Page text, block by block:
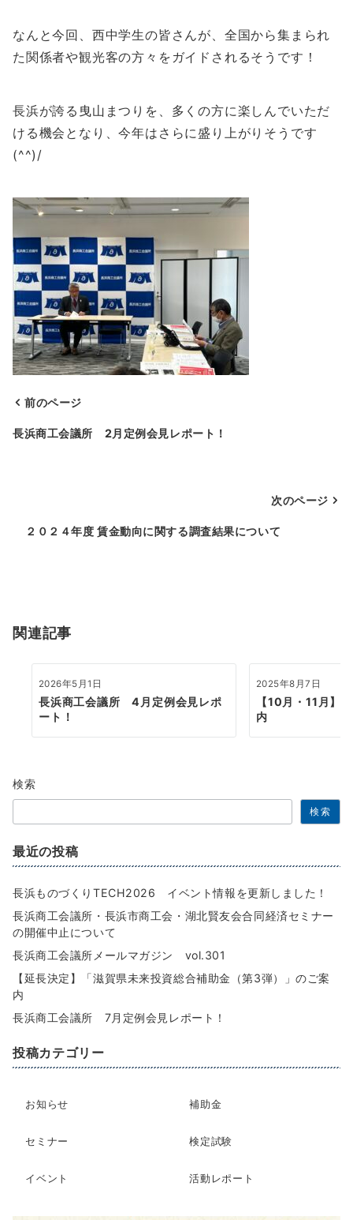
なんと今回、西中学生の皆さんが、全国から集まられ
た関係者や観光客の方々をガイドされるそうです！
長浜が誇る曳山まつりを、多くの方に楽しんでいただ
ける機会となり、今年はさらに盛り上がりそうです
(^^)/
投
ゲ
ン
前のページ
長浜商工会議所 2月定例会見レポート！
次のページ
２０２４年度 賃金動向に関する調査結果について
関連記事
2026年5月1日
長浜商工会議所 4月定例会見レポ
ート！
2025年8月7日
【10月・11月】
内
検索
検索
最近の投稿
長浜ものづくりTECH2026 イベント情報を更新しました！
長浜商工会議所・長浜市商工会・湖北賢友会合同経済セミナー
の開催中止について
長浜商工会議所メールマガジン vol.301
【延長決定】「滋賀県未来投資総合補助金（第3弾）」のご案
内
長浜商工会議所 7月定例会見レポート！
投稿カテゴリー
お知らせ 補助金
セミナー 検定試験
イベント 活動レポート